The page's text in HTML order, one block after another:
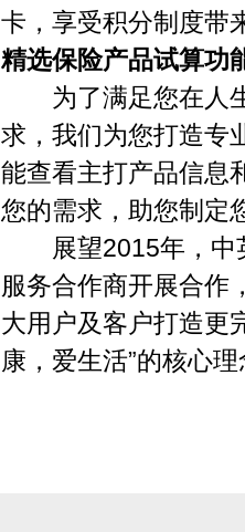
卡，享受积分制度带
精选保险产品试算功
为了满足您在人生
求，我们为您打造专
能查看主打产品信息
您的需求，助您制定
展望2015年，中英
服务合作商开展合作
大用户及客户打造更
康，爱生活”的核心